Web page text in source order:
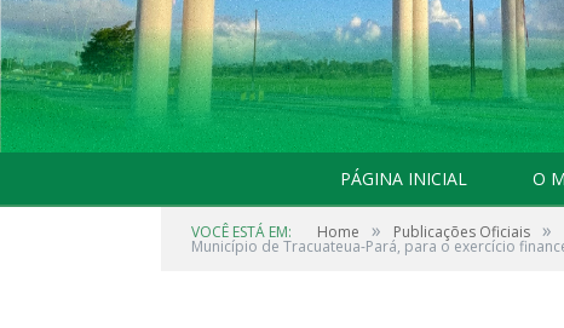
PÁGINA INICIAL O
VOCÊ ESTÁ EM: Home » Publicações Oficiais »
Município de Tracuateua-Pará, para o exercício